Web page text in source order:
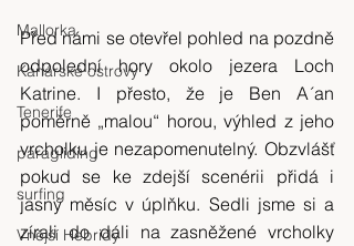
Mallorka
Kanárské ostrovy
Tenerife
paragliding
surfing
Vnější Hebridy
Před námi se otevřel pohled na pozdně
odpolední hory okolo jezera Loch
Katrine. I přesto, že je Ben A´an
poměrně „malou“ horou, výhled z jeho
vrcholku je nezapomenutelný. Obzvlášť
pokud se ke zdejší scenérii přidá i
jasný měsíc v úplňku. Sedli jsme si a
zírali do dáli na zasněžené vrcholky